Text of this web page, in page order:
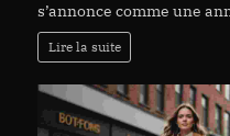
s’annonce comme une
Lire la suite